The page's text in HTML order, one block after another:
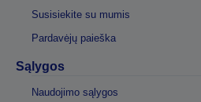
Susisiekite su mumis
Pardavėjų paieška
Sąlygos
Naudojimo sąlygos